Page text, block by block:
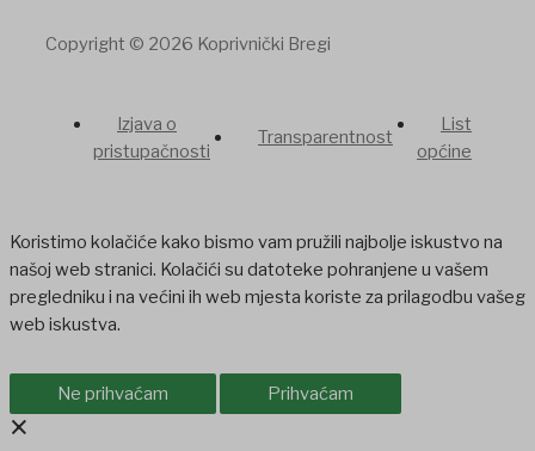
Copyright © 2026 Koprivnički Bregi
Izjava o
pristupačnosti
Transparentnost
List
općine
Koristimo kolačiće kako bismo vam pružili najbolje iskustvo na
našoj web stranici. Kolačići su datoteke pohranjene u vašem
pregledniku i na većini ih web mjesta koriste za prilagodbu vašeg
web iskustva.
Ne prihvaćam Prihvaćam
×